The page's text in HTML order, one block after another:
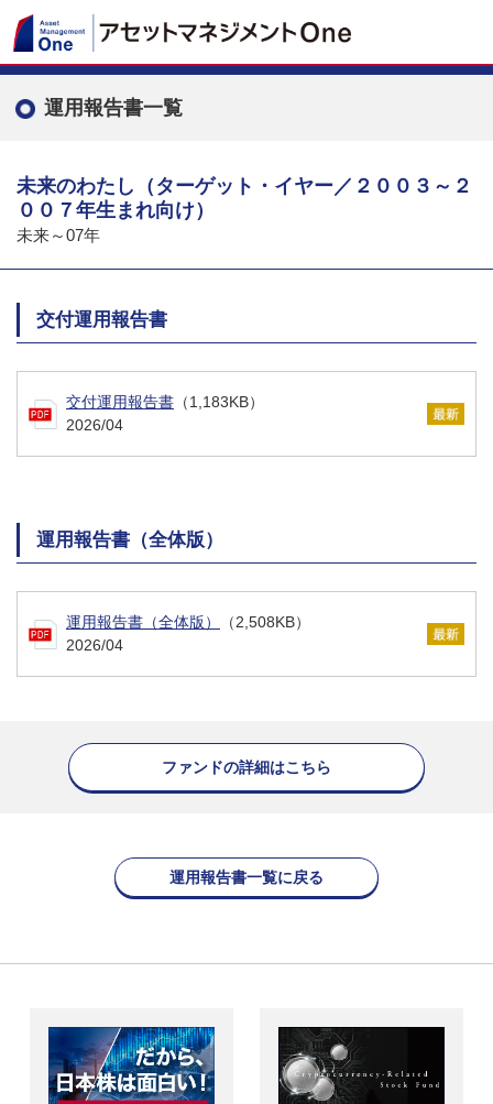
運用報告書一覧
未来のわたし（ターゲット・イヤー／２００３～２
００７年生まれ向け）
未来～07年
交付運用報告書
交付運用報告書 （1,183KB）
2026/04
運用報告書（全体版）
運用報告書（全体版）
（2,508KB）
2026/04
ファンドの詳細はこちら
運用報告書一覧に戻る